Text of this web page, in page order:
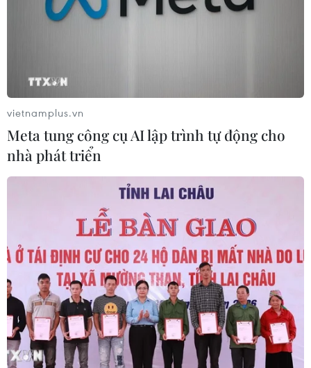
vietnamplus.vn
Meta tung công cụ AI lập trình tự động cho
nhà phát triển